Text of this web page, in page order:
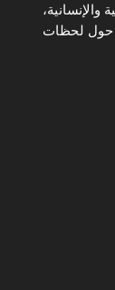
والإنسانية،
حول لحظات